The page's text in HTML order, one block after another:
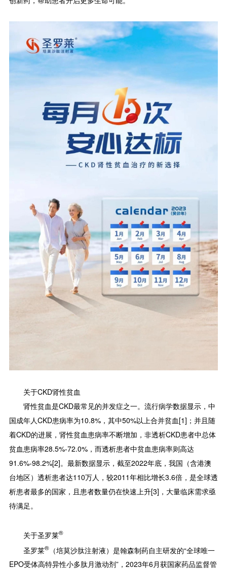
关于CKD肾性贫血
肾性贫血是CKD最常见的并发症之一。流行病学数据显示，中
国成年人CKD患病率为10.8%，其中50%以上合并贫血[1]；并且随
着CKD的进展，肾性贫血患病率不断增加，非透析CKD患者中总体
贫血患病率28.5%-72.0%，而透析患者中贫血患病率则高达
91.6%-98.2%[2]。最新数据显示，截至2022年底，我国（含港澳
台地区）透析患者达110万人，较2011年相比增长3.6倍，是全球透
析患者最多的国家，且患者数量仍在快速上升[3]，大量临床需求亟
待满足。
关于圣罗莱®
圣罗莱®（培莫沙肽注射液）是翰森制药自主研发的“全球唯一
EPO受体高特异性小多肽月激动剂”，2023年6月获国家药品监督管